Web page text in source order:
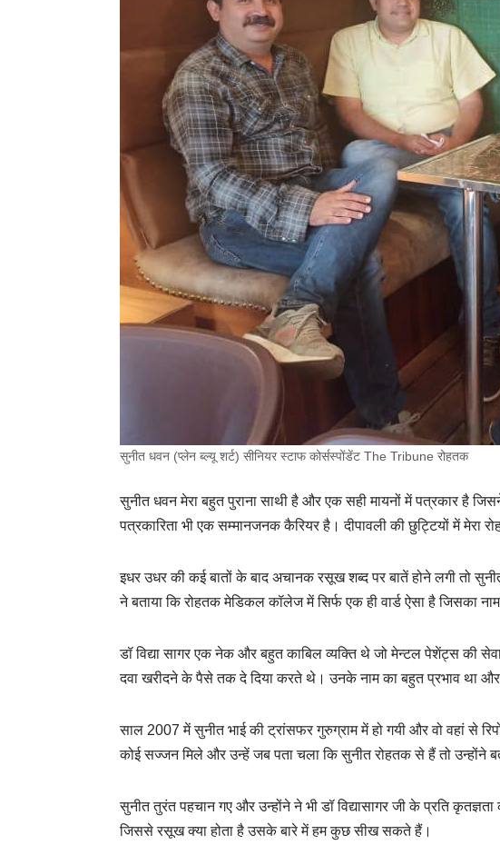
सुनीत धवन (प्लेन ब्ल्यू शर्ट) सीनियर स्टाफ कोर्सस्पोंडेंट The Tribune रोहतक
सुनीत धवन मेरा बहुत पुराना साथी है और एक सही मायनों में पत्रकार है
पत्रकारिता भी एक सम्मानजनक कैरियर है। दीपावली की छुट्टियों में मेरा
इधर उधर की कई बातों के बाद अचानक रसूख शब्द पर बातें होने लगी तो
ने बताया कि रोहतक मेडिकल कॉलेज में सिर्फ एक ही वार्ड ऐसा है जिसका
डॉ विद्या सागर एक नेक और बहुत काबिल व्यक्ति थे जो मेन्टल पेशेंट्स की
दवा खरीदने के पैसे तक दे दिया करते थे। उनके नाम का बहुत प्रभाव था
साल 2007 में सुनीत भाई की ट्रांसफर गुरुग्राम में हो गयी और वो वहां से
कोई सज्जन मिले और उन्हें जब पता चला कि सुनीत रोहतक से हैं तो उन्होंने
सुनीत तुरंत पहचान गए और उन्होंने ने भी डॉ विद्यासागर जी के प्रति
जिससे रसूख क्या होता है उसके बारे में हम कुछ सीख सकते हैं।